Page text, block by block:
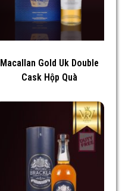
Macallan Gold Uk Double
Cask Hộp Quà